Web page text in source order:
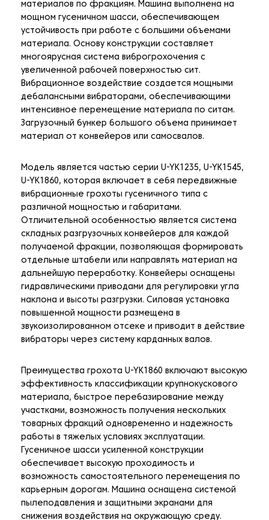
материалов по фракциям. Машина выполнена на
мощном гусеничном шасси, обеспечивающем
устойчивость при работе с большими объемами
материала. Основу конструкции составляет
многоярусная система виброгрохочения с
увеличенной рабочей поверхностью сит.
Вибрационное воздействие создается мощными
дебалансными вибраторами, обеспечивающими
интенсивное перемещение материала по ситам.
Загрузочный бункер большого объема принимает
материал от конвейеров или самосвалов.
Модель является частью серии U-YK1235, U-YK1545,
U-YK1860, которая включает в себя передвижные
вибрационные грохоты гусеничного типа с
различной мощностью и габаритами.
Отличительной особенностью является система
складных разгрузочных конвейеров для каждой
получаемой фракции, позволяющая формировать
отдельные штабели или направлять материал на
дальнейшую переработку. Конвейеры оснащены
гидравлическими приводами для регулировки угла
наклона и высоты разгрузки. Силовая установка
повышенной мощности размещена в
звукоизолированном отсеке и приводит в действие
вибраторы через систему карданных валов.
Преимущества грохота U-YK1860 включают высокую
эффективность классификации крупнокускового
материала, быстрое перебазирование между
участками, возможность получения нескольких
товарных фракций одновременно и надежность
работы в тяжелых условиях эксплуатации.
Гусеничное шасси усиленной конструкции
обеспечивает высокую проходимость и
возможность самостоятельного перемещения по
карьерным дорогам. Машина оснащена системой
пылеподавления и защитными экранами для
снижения воздействия на окружающую среду.